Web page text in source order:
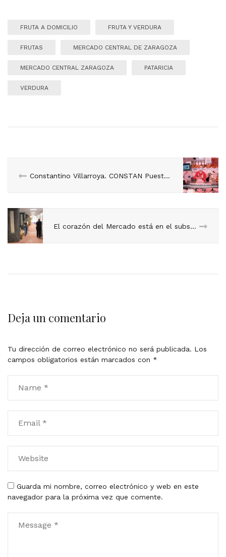
FRUTA A DOMICILIO FRUTA Y VERDURA
FRUTAS MERCADO CENTRAL DE ZARAGOZA
MERCADO CENTRAL ZARAGOZA PATARICIA
VERDURA
Constantino Villarroya. CONSTAN Puesto 46 Una charcutería con 35 años de historia.
El corazón del Mercado está en el subsuelo
Deja un comentario
Tu dirección de correo electrónico no será publicada. Los
campos obligatorios están marcados con *
Guarda mi nombre, correo electrónico y web en este
navegador para la próxima vez que comente.